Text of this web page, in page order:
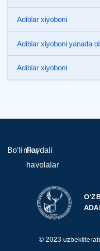
Adiblar xiyoboni
Adiblar xiyoboni yanada
Adiblar xiyoboni
© 2023
Bo‘limlarFoydali
havolalar